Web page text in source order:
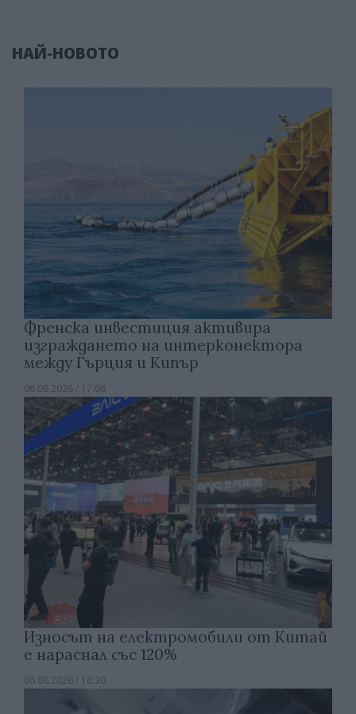
НАЙ-НОВОТО
Френска инвестиция активира
изграждането на интерконектора
между Гърция и Кипър
06.08.2026 / 17:06
Износът на електромобили от Китай
е нараснал със 120%
06.08.2026 / 16:30